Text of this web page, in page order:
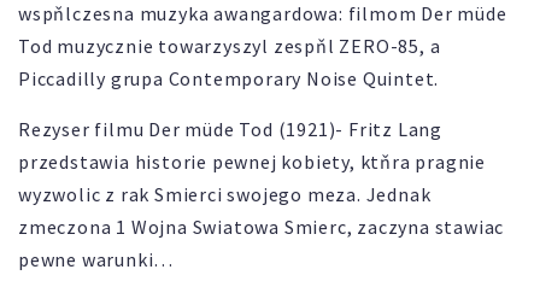
wspňlczesna muzyka awangardowa: filmom Der müde
Tod muzycznie towarzyszyl zespňl ZERO-85, a
Piccadilly grupa Contemporary Noise Quintet.
Rezyser filmu Der müde Tod (1921)- Fritz Lang
przedstawia historie pewnej kobiety, ktňra pragnie
wyzwolic z rak Smierci swojego meza. Jednak
zmeczona 1 Wojna Swiatowa Smierc, zaczyna stawiac
pewne warunki…